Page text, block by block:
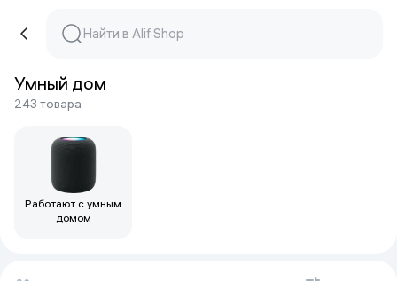
Умный дом
243 товара
Работают с умным
домом